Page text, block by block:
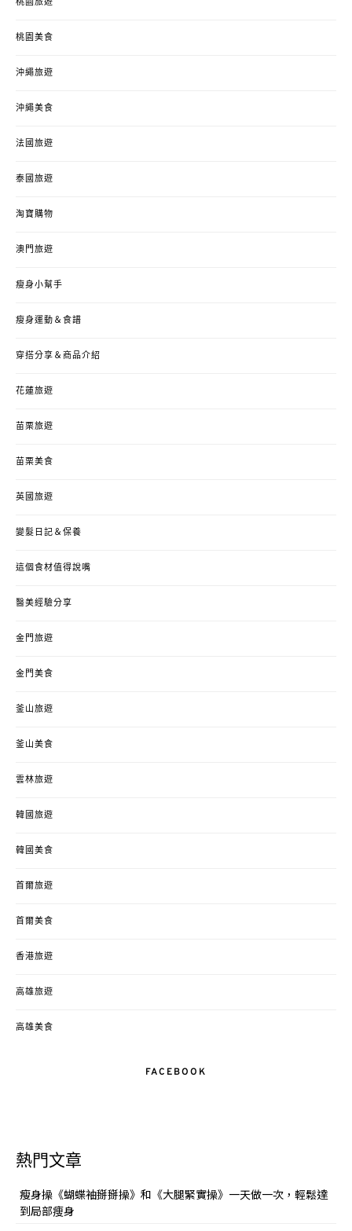
桃園旅遊
桃園美食
沖繩旅遊
沖繩美食
法國旅遊
泰國旅遊
淘寶購物
澳門旅遊
瘦身小幫手
瘦身運動＆食譜
穿搭分享＆商品介紹
花蓮旅遊
苗栗旅遊
苗栗美食
英國旅遊
變髮日記＆保養
這個食材值得說嘴
醫美經驗分享
金門旅遊
金門美食
釜山旅遊
釜山美食
雲林旅遊
韓國旅遊
韓國美食
首爾旅遊
首爾美食
香港旅遊
高雄旅遊
高雄美食
FACEBOOK
熱門文章
瘦身操《蝴蝶袖掰掰操》和《大腿緊實操》一天做一次，輕鬆達
到局部痩身